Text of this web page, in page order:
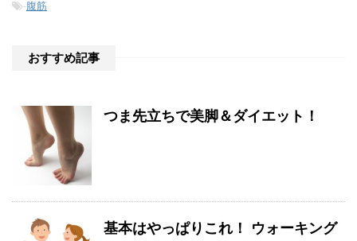
-腹筋
おすすめ記事
つま先立ちで美脚＆ダイエット！
基本はやっぱりこれ！ ウォーキング